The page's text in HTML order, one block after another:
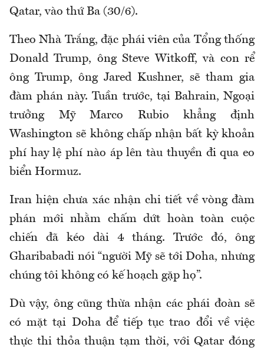
Qatar, vào thứ Ba (30/6).
Theo Nhà Trắng, đặc phái viên của Tổng thống
Donald Trump, ông Steve Witkoff, và con rể
ông Trump, ông Jared Kushner, sẽ tham gia
đàm phán này. Tuần trước, tại Bahrain, Ngoại
trưởng Mỹ Marco Rubio khẳng định
Washington sẽ không chấp nhận bất kỳ khoản
phí hay lệ phí nào áp lên tàu thuyền đi qua eo
biển Hormuz.
Iran hiện chưa xác nhận chi tiết về vòng đàm
phán mới nhằm chấm dứt hoàn toàn cuộc
chiến đã kéo dài 4 tháng. Trước đó, ông
Gharibabadi nói “người Mỹ sẽ tới Doha, nhưng
chúng tôi không có kế hoạch gặp họ”.
Dù vậy, ông cũng thừa nhận các phái đoàn sẽ
có mặt tại Doha để tiếp tục trao đổi về việc
thực thi thỏa thuận tạm thời, với Qatar đóng